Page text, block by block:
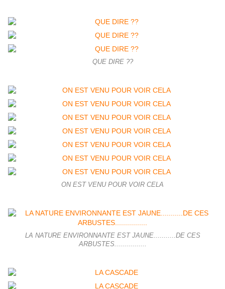
QUE DIRE ??
ON EST VENU POUR VOIR CELA
LA NATURE ENVIRONNANTE EST JAUNE...........DE CES
ARBUSTES................